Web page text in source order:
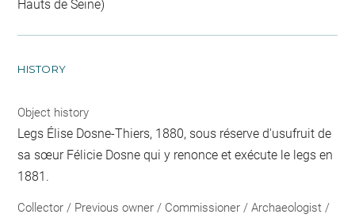
Hauts de Seine)
HISTORY
Object history
Legs Élise Dosne-Thiers, 1880, sous réserve d'usufruit de
sa sœur Félicie Dosne qui y renonce et exécute le legs en
1881.
Collector / Previous owner / Commissioner / Archaeologist /